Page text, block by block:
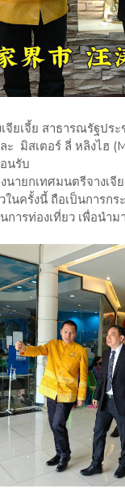
จียเจี้ย สาธารณรัฐป
ะ มิสเตอร์ ลี่ หลิงไฮ
นรับ
ายกเทศมนตรีจางเจี
ในครั้งนี้ ถือเป็นการ
รท่องเที่ยว เพื่อนำม